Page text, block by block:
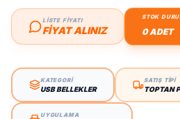
LİSTE FİYATI
FIYAT ALINIZ
STOK
0 ADET
KATEGORİ
USB BELLEKLER
SATIŞ TİPİ
TOPTAN
UYGULAMA